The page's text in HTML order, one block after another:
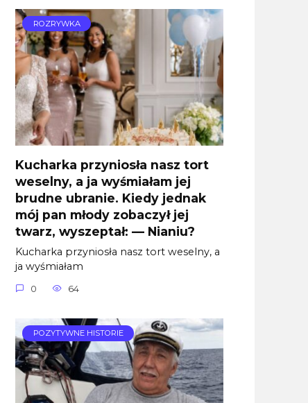
ROZRYWKA
Kucharka przyniosła nasz tort
weselny, a ja wyśmiałam jej
brudne ubranie. Kiedy jednak
mój pan młody zobaczył jej
twarz, wyszeptał: — Nianiu?
Kucharka przyniosła nasz tort weselny, a
ja wyśmiałam
0 64
POZYTYWNE HISTORIE